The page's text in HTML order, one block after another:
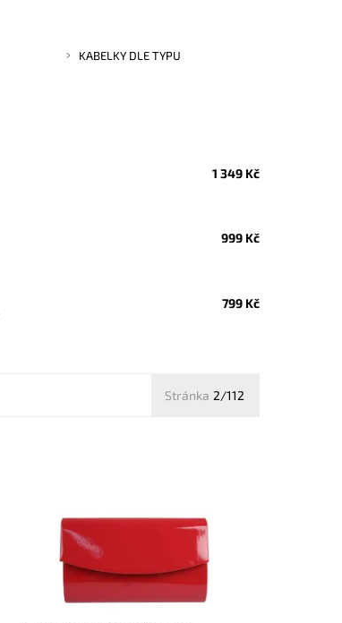
KABELKY DLE TYPU
1 349 Kč
999 Kč
799 Kč
Stránka 2/112
Dostupnost:
9196
Značka:
ROMINA&CO
Záruka:
2 roky